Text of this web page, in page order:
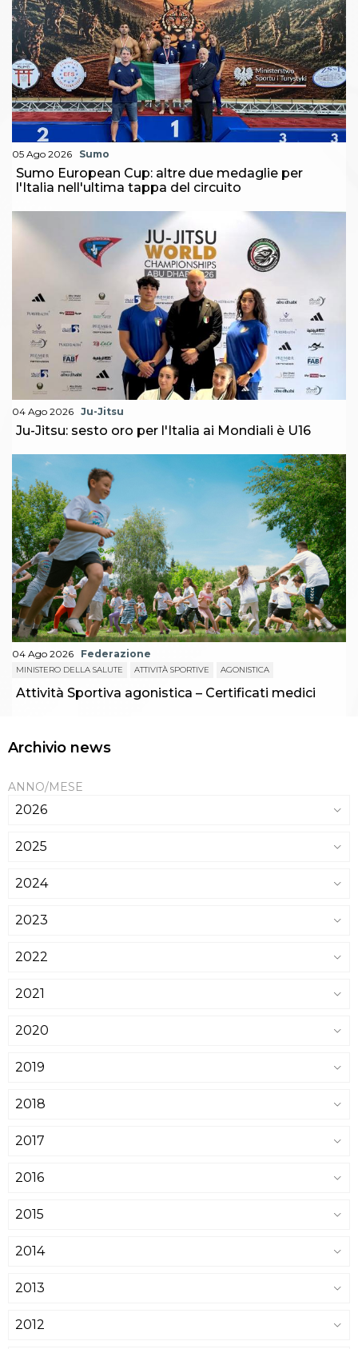
05 Ago 2026 Sumo
Sumo European Cup: altre due medaglie per
l'Italia nell'ultima tappa del circuito
04 Ago 2026 Ju-Jitsu
Ju-Jitsu: sesto oro per l'Italia ai Mondiali è U16
04 Ago 2026 Federazione
MINISTERO DELLA SALUTE ATTIVITÀ SPORTIVE AGONISTICA
Attività Sportiva agonistica – Certificati medici
Archivio news
ANNO/MESE
2026
2025
2024
2023
2022
2021
2020
2019
2018
2017
2016
2015
2014
2013
2012